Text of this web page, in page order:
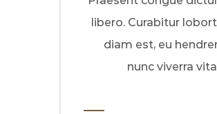
libero. Curabitur
diam est, eu
nunc viverra